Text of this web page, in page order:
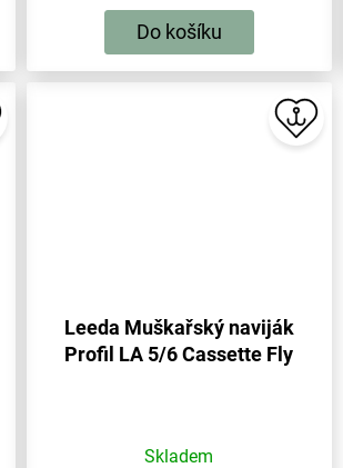
Do košíku
Leeda Muškařský naviják
Profil LA 5/6 Cassette Fly
Skladem